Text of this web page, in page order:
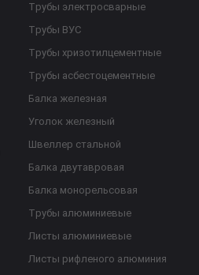
Трубы электросварные
Трубы ВУС
Трубы хризотилцементные
Трубы асбестоцементные
Балка железная
Уголок железный
Швеллер стальной
Балка двутавровая
Балка монорельсовая
Трубы алюминиевые
Листы алюминиевые
Листы рифленого алюминия